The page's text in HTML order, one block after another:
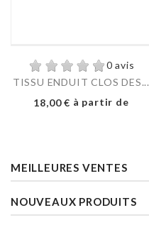
0 avis
TISSU ENDUIT CLOS DES...
Prix
18,00 € à partir de
MEILLEURES VENTES
NOUVEAUX PRODUITS